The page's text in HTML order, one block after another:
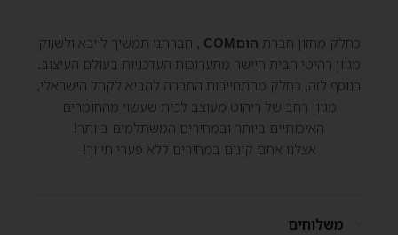
כחלק מחזון חברת הוםCOM
, חברתנו תמשיך לייבא ולשווק
מגוון רהיטי הבית היישר מתערוכות העדכניות בעולם העיצוב.
בנוסף לזה, כחלק מהתחייבות החברה להביא לקהל הישראלי,
מגוון רחב של ריהוט מעוצב לבית שעשוי מהחומרים
האיכותיים ביותר ובמחירים המשתלמים ביותר!
אצלנו אתם קונים במחירים ללא פערי תיווך!
משלוחים